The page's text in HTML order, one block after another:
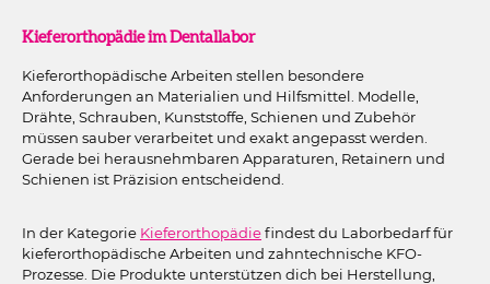
Kieferorthopädie im Dentallabor
Kieferorthopädische Arbeiten stellen besondere
Anforderungen an Materialien und Hilfsmittel. Modelle,
Drähte, Schrauben, Kunststoffe, Schienen und Zubehör
müssen sauber verarbeitet und exakt angepasst werden.
Gerade bei herausnehmbaren Apparaturen, Retainern und
Schienen ist Präzision entscheidend.
In der Kategorie Kieferorthopädiefindest du Laborbedarf für
kieferorthopädische Arbeiten und zahntechnische KFO-
Prozesse. Die Produkte unterstützen dich bei Herstellung,